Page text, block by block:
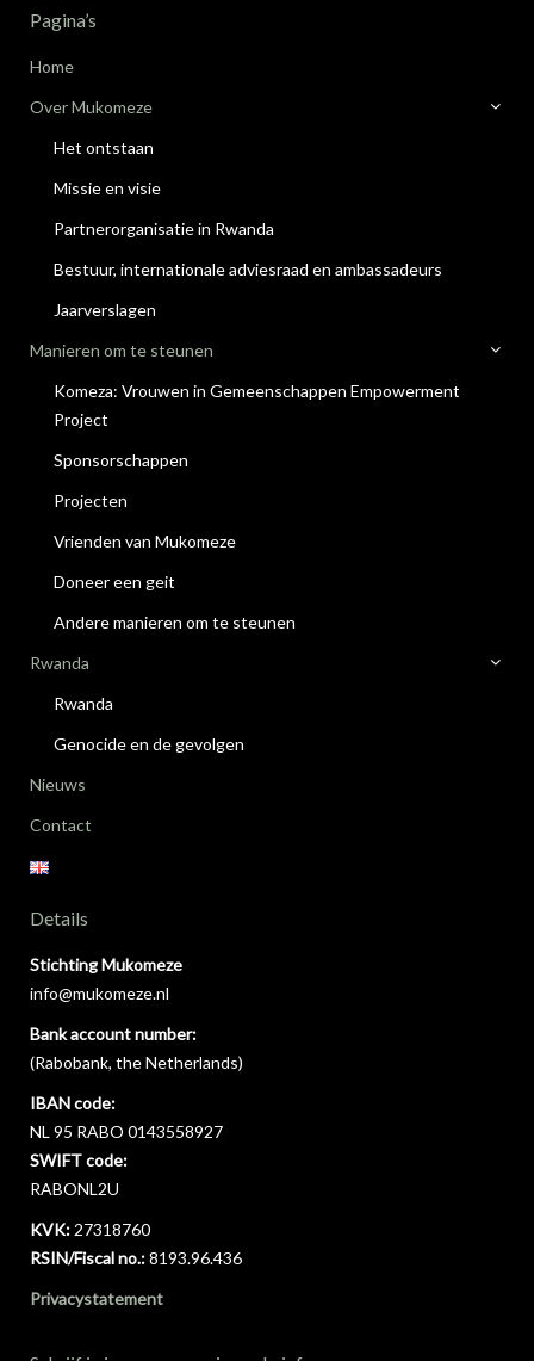
Pagina’s
Home
Over Mukomeze
Het ontstaan
Missie en visie
Partnerorganisatie in Rwanda
Bestuur, internationale adviesraad en ambassadeurs
Jaarverslagen
Manieren om te steunen
Komeza: Vrouwen in Gemeenschappen Empowerment
Project
Sponsorschappen
Projecten
Vrienden van Mukomeze
Doneer een geit
Andere manieren om te steunen
Rwanda
Rwanda
Genocide en de gevolgen
Nieuws
Contact
Details
Stichting Mukomeze
info@mukomeze.nl
Bank account number:
(Rabobank, the Netherlands)
IBAN code:
NL 95 RABO 0143558927
SWIFT code:
RABONL2U
KVK:27318760
RSIN/Fiscal no.:8193.96.436
Privacystatement